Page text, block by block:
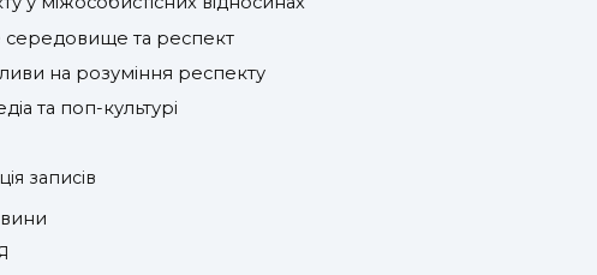
та респект
на розуміння респекту
та поп-культурі
записів